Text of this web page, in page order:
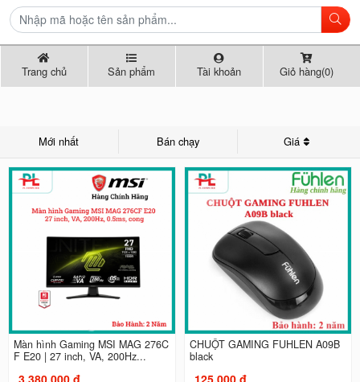
Trang chủ Sản phẩm Tài khoản Giỏ hàng(0)
Mới nhất Bán chạy Giá
Màn hình Gaming MSI MAG 276C
F E20 | 27 inch, VA, 200Hz...
CHUỘT GAMING FUHLEN A09B
black